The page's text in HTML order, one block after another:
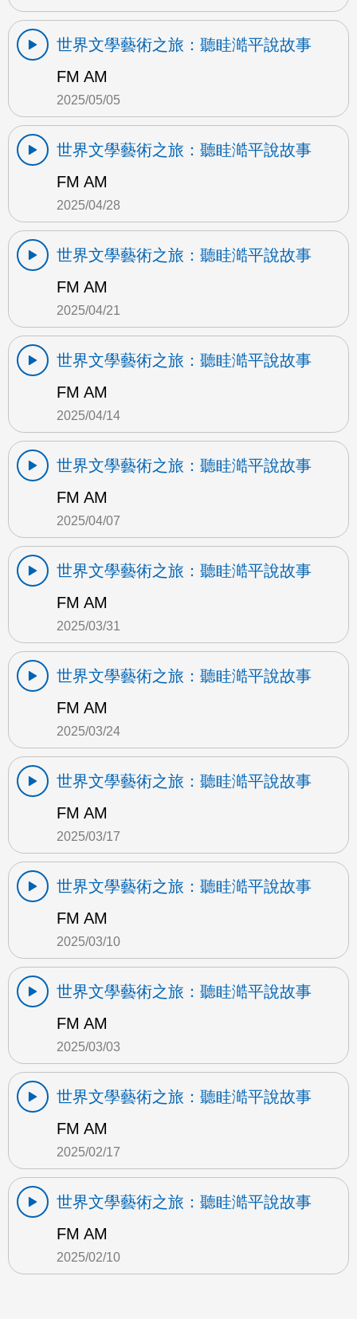
世界文學藝術之旅：聽眭澔平說故事
FM AM
2025/05/05
世界文學藝術之旅：聽眭澔平說故事
FM AM
2025/04/28
世界文學藝術之旅：聽眭澔平說故事
FM AM
2025/04/21
世界文學藝術之旅：聽眭澔平說故事
FM AM
2025/04/14
世界文學藝術之旅：聽眭澔平說故事
FM AM
2025/04/07
世界文學藝術之旅：聽眭澔平說故事
FM AM
2025/03/31
世界文學藝術之旅：聽眭澔平說故事
FM AM
2025/03/24
世界文學藝術之旅：聽眭澔平說故事
FM AM
2025/03/17
世界文學藝術之旅：聽眭澔平說故事
FM AM
2025/03/10
世界文學藝術之旅：聽眭澔平說故事
FM AM
2025/03/03
世界文學藝術之旅：聽眭澔平說故事
FM AM
2025/02/17
世界文學藝術之旅：聽眭澔平說故事
FM AM
2025/02/10